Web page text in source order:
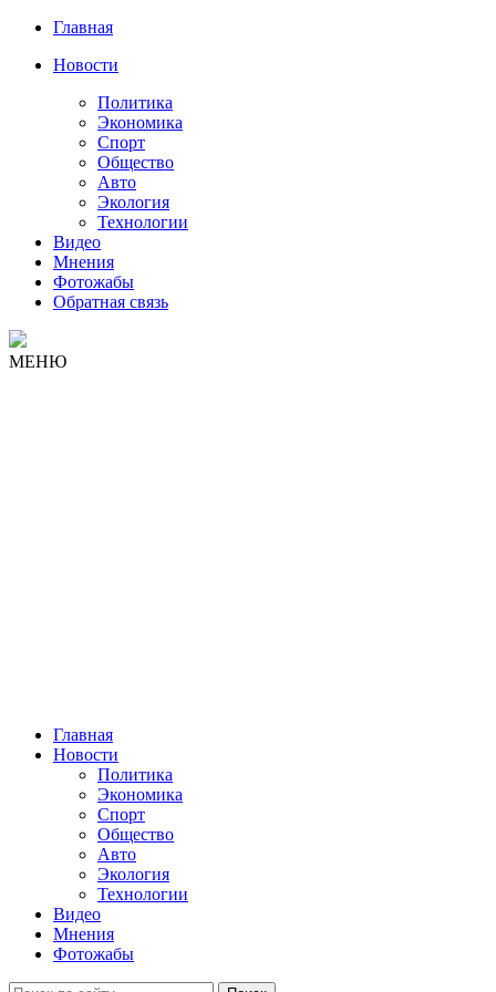
Главная
Новости
Политика
Экономика
Спорт
Общество
Авто
Экология
Технологии
Видео
Мнения
Фотожабы
Обратная связь
МЕНЮ
Главная
Новости
Политика
Экономика
Спорт
Общество
Авто
Экология
Технологии
Видео
Мнения
Фотожабы